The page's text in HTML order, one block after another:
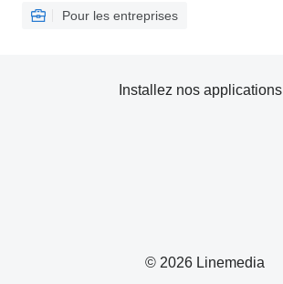
Pour les entreprises
© 2026 Linemedia
Installez nos applications